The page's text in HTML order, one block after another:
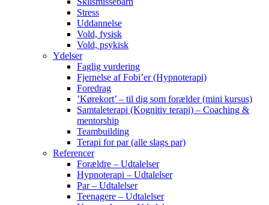
Stress
Uddannelse
Vold, fysisk
Vold, psykisk
Ydelser
Faglig vurdering
Fjernelse af Fobi’er (Hypnoterapi)
Foredrag
’Kørekort’ – til dig som forælder (mini kursus)
Samtaleterapi (Kognitiv terapi) – Coaching &
mentorship
Teambuilding
Terapi for par (alle slags par)
Referencer
Forældre – Udtalelser
Hypnoterapi – Udtalelser
Par – Udtalelser
Teenagere – Udtalelser